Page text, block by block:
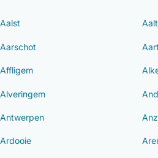
Aalst
Aarschot
Affligem
Alveringem
Antwerpen
Ardooie